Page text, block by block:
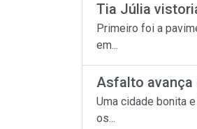
Tia Júlia
Primeiro foi a
em...
Asfalto avança
Uma cidade bonita
os...